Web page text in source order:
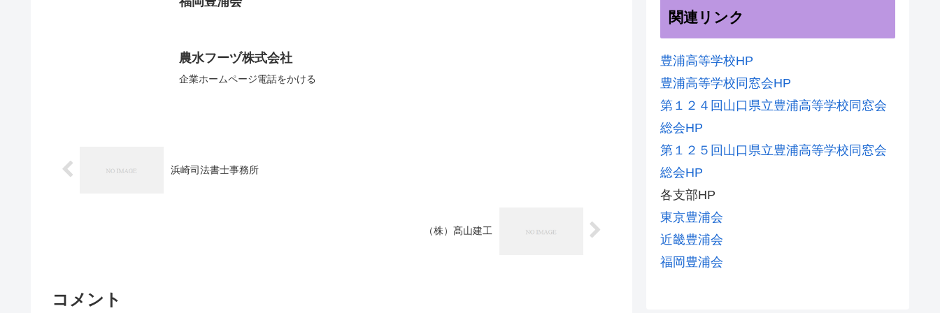
農水フーヅ株式会社
企業ホームページ電話をかける
浜崎司法書士事務所
（株）髙山建工
コメント
関連リンク
豊浦高等学校HP
豊浦高等学校同窓会HP
第１２４回山口県立豊浦高等学校同窓会
総会HP
第１２５回山口県立豊浦高等学校同窓会
総会HP
各支部HP
東京豊浦会
近畿豊浦会
福岡豊浦会